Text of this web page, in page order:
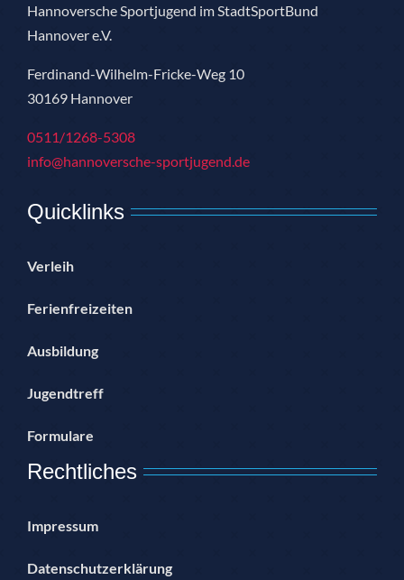
Hannoversche Sportjugend im StadtSportBund
Hannover e.V.
Ferdinand-Wilhelm-Fricke-Weg 10
30169 Hannover
0511/1268-5308
info@hannoversche-sportjugend.de
Quicklinks
Verleih
Ferienfreizeiten
Ausbildung
Jugendtreff
Formulare
Rechtliches
Impressum
Datenschutzerklärung